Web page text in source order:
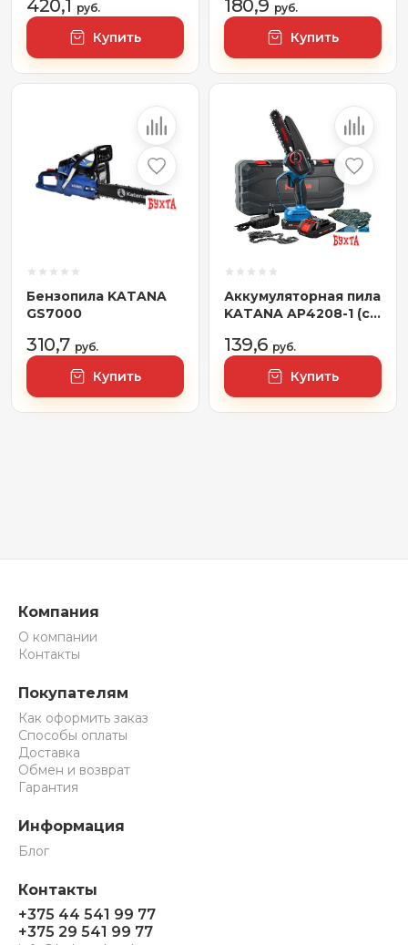
420,1 руб.
Купить
180,9 руб.
Купить
Бензопила KATANA
GS7000
310,7 руб.
Купить
Аккумуляторная пила
KATANA AP4208-1 (с
139,6 руб.
Купить
Компания
О компании
Контакты
Покупателям
Как оформить заказ
Способы оплаты
Доставка
Обмен и возврат
Гарантия
Информация
Блог
Контакты
+375 44 541 99 77
+375 29 541 99 77